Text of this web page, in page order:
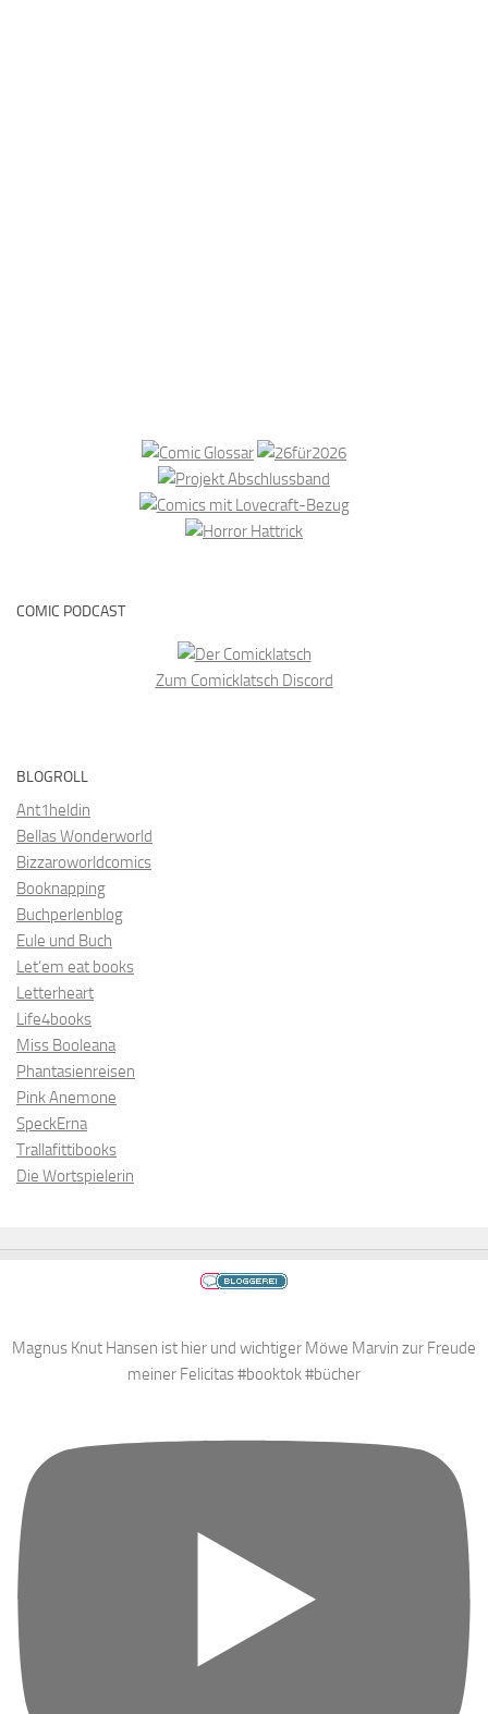
COMIC PODCAST
Zum Comicklatsch Discord
BLOGROLL
Ant1heldin
Bellas Wonderworld
Bizzaroworldcomics
Booknapping
Buchperlenblog
Eule und Buch
Let’em eat books
Letterheart
Life4books
Miss Booleana
Phantasienreisen
Pink Anemone
SpeckErna
Trallafittibooks
Die Wortspielerin
Magnus Knut Hansen ist hier und wichtiger Möwe Marvin zur Freude
meiner Felicitas #booktok #bücher